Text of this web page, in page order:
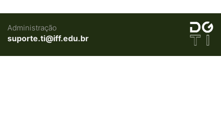
Administração
suporte.ti@iff.edu.br